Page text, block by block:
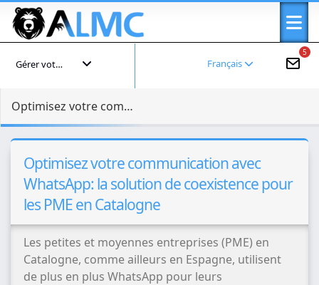
5
Français
Gérer votre compte
Optimisez votre communication avec WhatsApp: la solution de coexistence pour les PME en Catalogne
Optimisez votre communication avec
WhatsApp: la solution de coexistence pour
les PME en Catalogne
Les petites et moyennes entreprises (PME) en
Catalogne, comme ailleurs en Espagne, utilisent
de plus en plus WhatsApp pour leurs